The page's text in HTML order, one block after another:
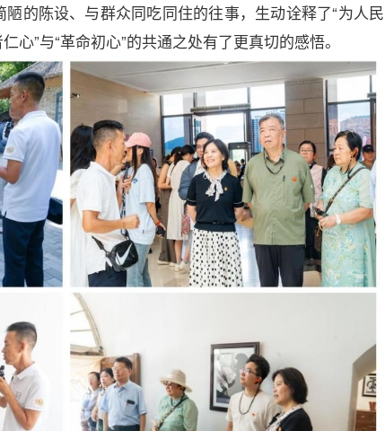
陋的陈设、与群众同吃同住的往事，生动诠释了“为人民
心”与“革命初心”的共通之处有了更真切的感悟。